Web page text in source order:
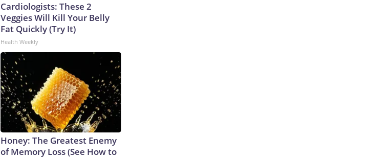
Cardiologists: These 2
Veggies Will Kill Your Belly
Fat Quickly (Try It)
Health Weekly
Honey: The Greatest Enemy
of Memory Loss (See How to